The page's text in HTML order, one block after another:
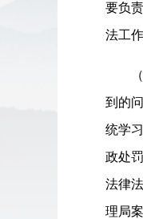
要负
法工作
到的
统学
政处
法律
理局